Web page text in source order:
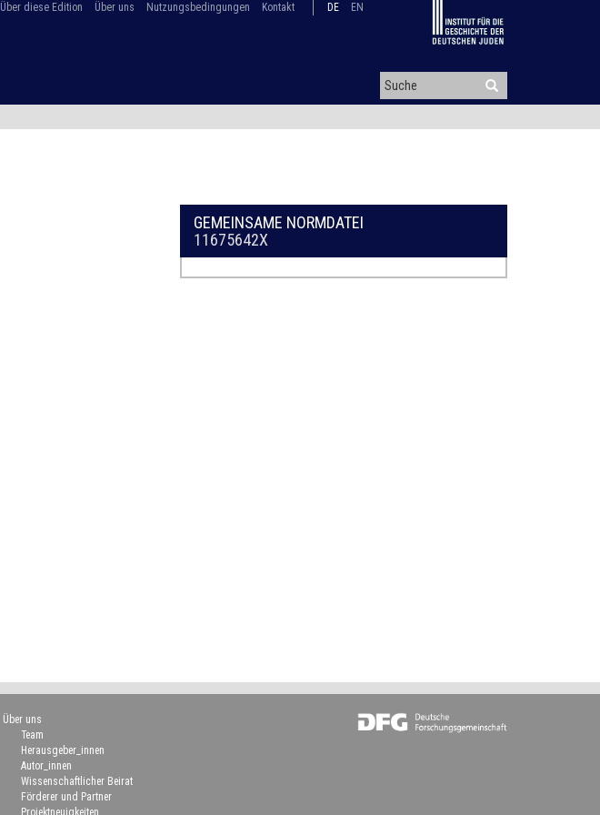
Über diese Edition Über uns Nutzungsbedingungen Kontakt DE EN
GEMEINSAME NORMDATEI
11675642X
Über uns
Team
Herausgeber_innen
Autor_innen
Wissenschaftlicher Beirat
Förderer und Partner
Projektneuigkeiten